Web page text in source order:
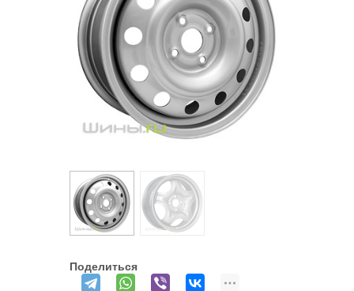
Поделиться